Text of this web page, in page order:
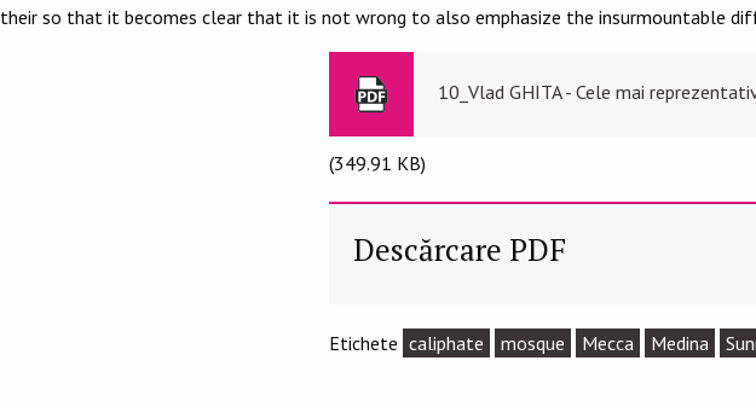
their so that it becomes clear that it is not wrong to also emphasize the insurmountable
10_Vlad GHITA - Cele mai
(349.91 KB)
Descărcare PDF
Etichete caliphate mosque Mecca Medina